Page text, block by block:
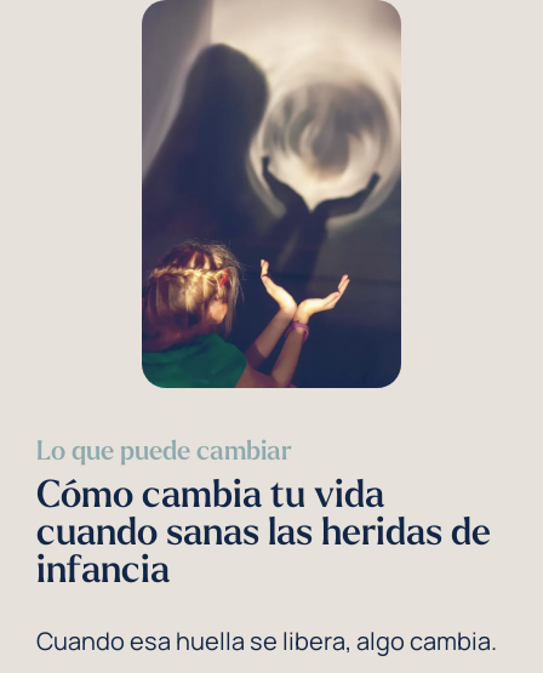
Lo que puede cambiar
Cómo cambia tu vida
cuando sanas las heridas de
infancia
Cuando esa huella se libera, algo cambia.